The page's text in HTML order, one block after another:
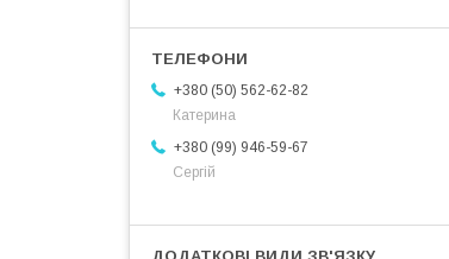
+380 (50) 562-62-82
Катерина
+380 (99) 946-59-67
Сергій